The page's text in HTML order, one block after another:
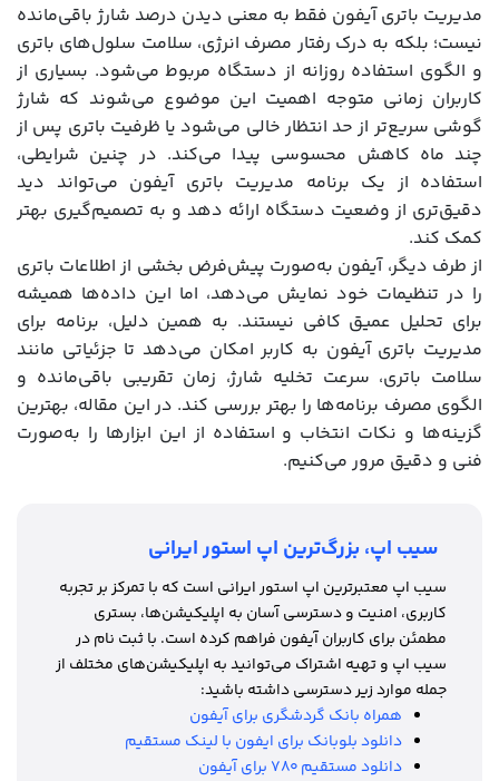
مدیریت باتری آیفون فقط به معنی دیدن درصد شارژ باقی‌مانده
نیست؛ بلکه به درک رفتار مصرف انرژی، سلامت سلول‌های باتری
و الگوی استفاده روزانه از دستگاه مربوط می‌شود. بسیاری از
کاربران زمانی متوجه اهمیت این موضوع می‌شوند که شارژ
گوشی سریع‌تر از حد انتظار خالی می‌شود یا ظرفیت باتری پس از
چند ماه کاهش محسوسی پیدا می‌کند. در چنین شرایطی،
استفاده از یک برنامه مدیریت باتری آیفون می‌تواند دید
دقیق‌تری از وضعیت دستگاه ارائه دهد و به تصمیم‌گیری بهتر
کمک کند.
از طرف دیگر، آیفون به‌صورت پیش‌فرض بخشی از اطلاعات باتری
را در تنظیمات خود نمایش می‌دهد، اما این داده‌ها همیشه
برای تحلیل عمیق کافی نیستند. به همین دلیل، برنامه برای
مدیریت باتری آیفون به کاربر امکان می‌دهد تا جزئیاتی مانند
سلامت باتری، سرعت تخلیه شارژ، زمان تقریبی باقی‌مانده و
الگوی مصرف برنامه‌ها را بهتر بررسی کند. در این مقاله، بهترین
گزینه‌ها و نکات انتخاب و استفاده از این ابزارها را به‌صورت
فنی و دقیق مرور می‌کنیم.
سیب اپ، بزرگ‌ترین اپ استور ایرانی
سیب اپ معتبرترین اپ استور ایرانی است که با تمرکز بر تجربه
کاربری، امنیت و دسترسی آسان به اپلیکیشن‌ها، بستری
مطمئن برای کاربران آیفون فراهم کرده است. با ثبت نام در
سیب اپ و تهیه اشتراک می‌توانید به اپلیکیشن‌های مختلف از
جمله موارد زیر دسترسی داشته باشید:
همراه بانک گردشگری برای آیفون
دانلود بلوبانک برای ایفون با لینک مستقیم
دانلود مستقیم ۷۸۰ برای آیفون